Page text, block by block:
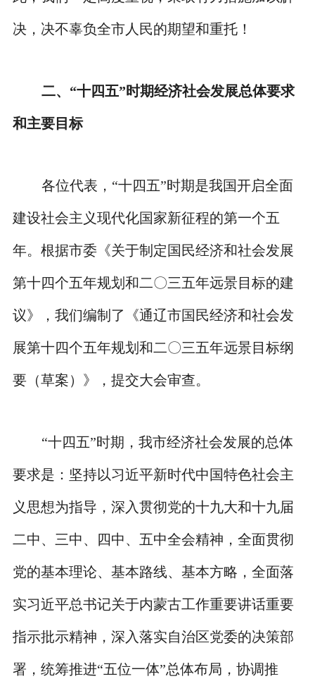
决，决不辜负全市人民的期望和重托！
二、“十四五”时期经济社会发展总体要求
和主要目标
各位代表，“十四五”时期是我国开启全面
建设社会主义现代化国家新征程的第一个五
年。根据市委《关于制定国民经济和社会发展
第十四个五年规划和二〇三五年远景目标的建
议》，我们编制了《通辽市国民经济和社会发
展第十四个五年规划和二〇三五年远景目标纲
要（草案）》，提交大会审查。
“十四五”时期，我市经济社会发展的总体
要求是：坚持以习近平新时代中国特色社会主
义思想为指导，深入贯彻党的十九大和十九届
二中、三中、四中、五中全会精神，全面贯彻
党的基本理论、基本路线、基本方略，全面落
实习近平总书记关于内蒙古工作重要讲话重要
指示批示精神，深入落实自治区党委的决策部
署，统筹推进“五位一体”总体布局，协调推